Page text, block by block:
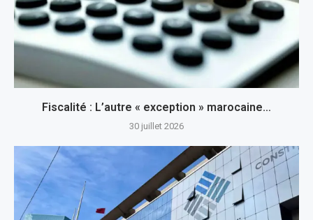
Fiscalité : L’autre « exception » marocaine…
30 juillet 2026